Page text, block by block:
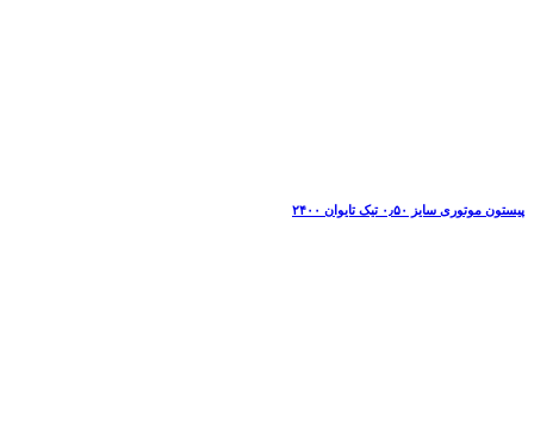
پیستون موتوری سایز ۰٫۵۰ تیک تایوان ۲۴۰۰